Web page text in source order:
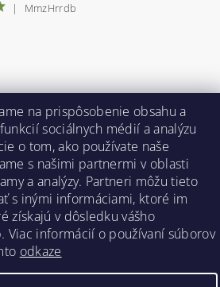
|
MmzHrrdb
, všetky práva vyhradené
Vytvoril Shoptet
na prispôsobenie obsahu a
sociálnych médií a analýzu
o tom, ako používate naše
s našimi partnermi v oblasti
a analýzy. Partneri môžu tieto
s inými informáciami, ktoré im
získajú v dôsledku vášho
Viac informácií o používaní súborov
odkaze